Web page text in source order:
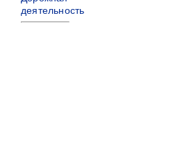
деятельность